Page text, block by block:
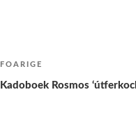
Berichtnavigatie
Folgjende
pagina
FOARIGE
Kadoboek Rosmos